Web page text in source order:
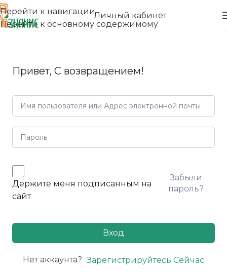
Перейти к навигации
Перейти к основному содержимому
Личный кабинет
Привет, С возвращением!
Держите меня подписанным на
сайт
Забыли
пароль?
Вход
Нет аккаунта? Зарегистрируйтесь Сейчас